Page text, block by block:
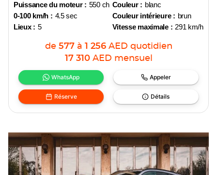
Puissance du moteur : 550 ch
0-100 km/h : 4.5 sec
Lieux : 5
Couleur : blanc
Couleur intérieure : brun
Vitesse maximale : 291 km/h
de 577 à 1 256 AED quotidien
17 310 AED mensuel
WhatsApp Appeler
Réserve Détails